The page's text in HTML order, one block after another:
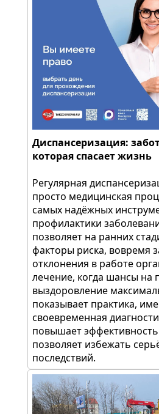
Диспансеризация:
которая спасает жизнь
Регулярная
просто медицинская
самых надёжных
профилактики
позволяет на ранних
факторы риска, вовремя
отклонения в работе
лечение, когда шансы на
выздоровление
показывает практика,
своевременная
повышает
позволяет избежать
последствий.